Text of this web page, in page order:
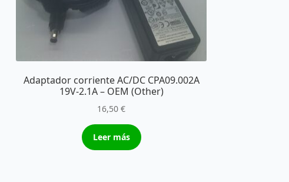
Adaptador corriente AC/DC CPA09.002A
19V-2.1A – OEM (Other)
16,50€
Leer más